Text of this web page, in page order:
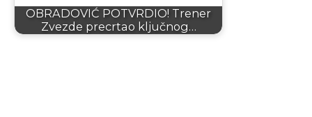
OBRADOVIĆ POTVRDIO! Trener
Zvezde precrtao ključnog…